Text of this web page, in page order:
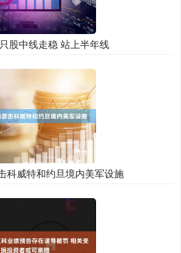
股中线走稳 站上半年线
科威特和约旦境内美军设施